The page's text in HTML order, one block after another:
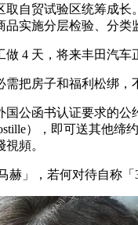
自贸试验区统筹成
实施分层检验、分
4 天，将来丰田汽车
房子和福利松绑，
函书认证要求的公
），即可送其他
頻。
」，若何对待自称「